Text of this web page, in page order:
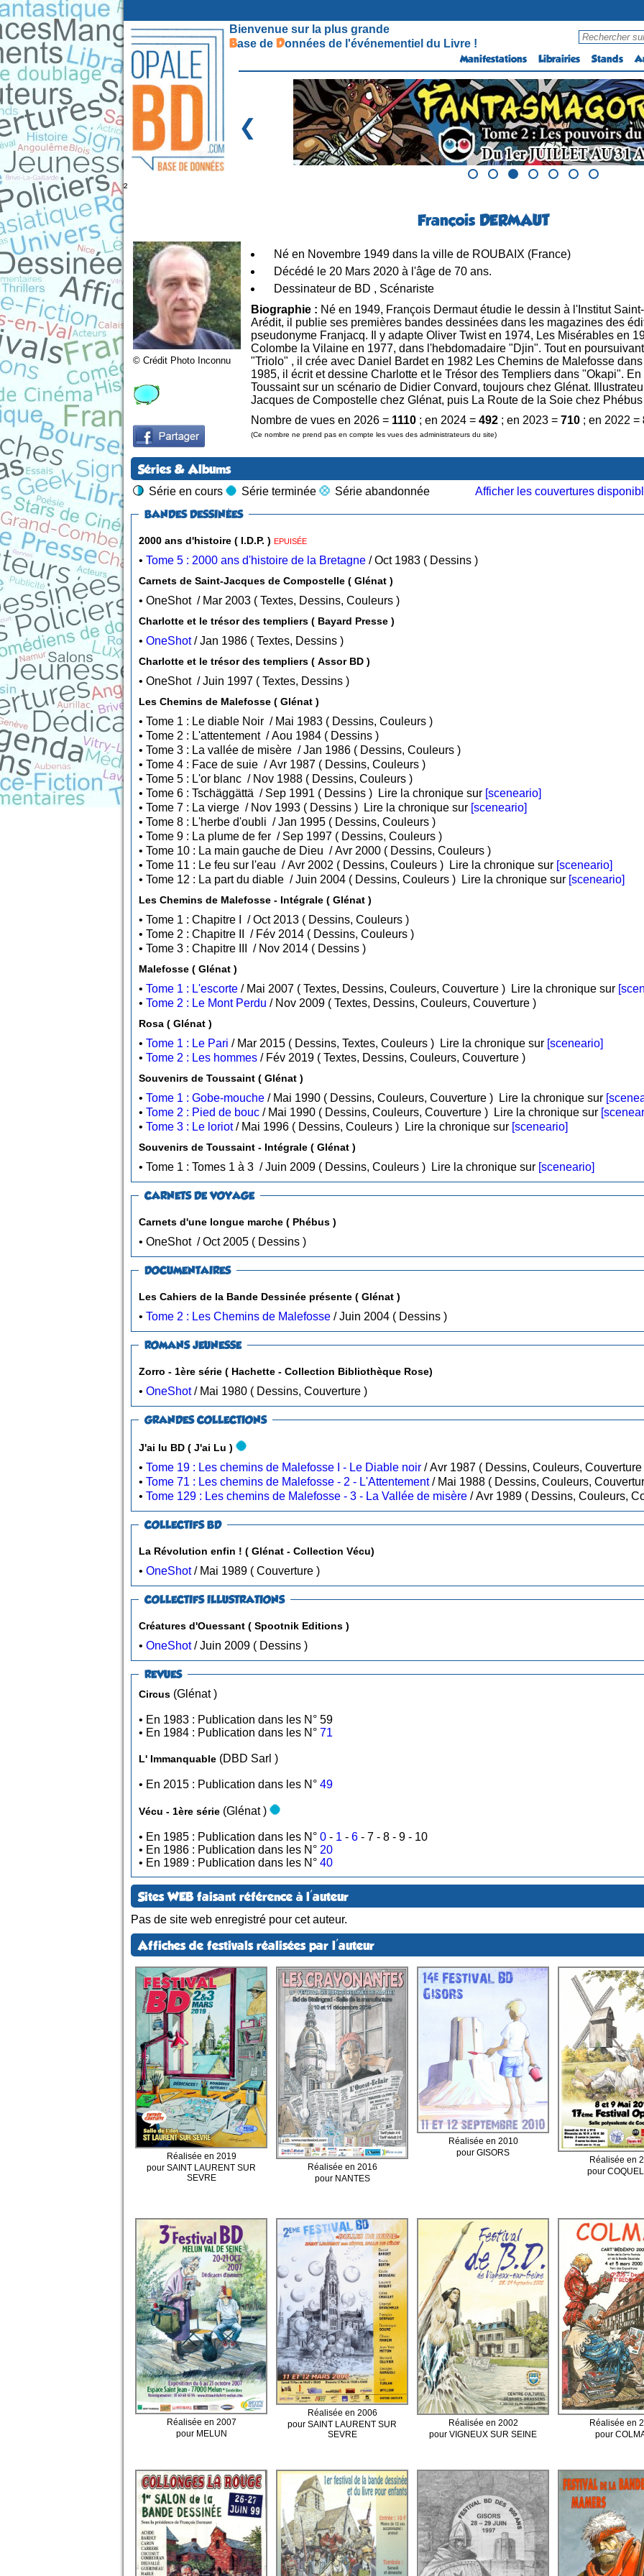
Bienvenue sur la plus grande
Base de Données de l'événementiel du Livre !
Manifestations
Librairies Stands
❮
²
François DERMAUT
© Crédit Photo Inconnu
Né en Novembre 1949 dans la ville de ROUBAIX (France)
Décédé le 20 Mars 2020 à l'âge de 70 ans.
Dessinateur de BD , Scénariste
Biographie : Né en 1949, François Dermaut étudie le dessin à l'Institut
Arédit, il publie ses premières bandes dessinées dans les magazines des
pseudonyme Franjacq. Il y adapte Oliver Twist en 1974, Les Misérables en
Colombe la Vilaine en 1977, dans l'hebdomadaire "Djin". Tout en
"Triolo" , il crée avec Daniel Bardet en 1982 Les Chemins de Malefosse
1985, il écrit et dessine Charlotte et le Trésor des Templiers dans "Okapi".
Toussaint sur un scénario de Didier Convard, toujours chez Glénat.
Jacques de Compostelle chez Glénat, puis La Route de la Soie chez
Nombre de vues en 2026 = 1110 ; en 2024 = 492 ; en 2023 = 710 ; en 2022 =
(Ce nombre ne prend pas en compte les vues des administrateurs du site)
Séries & Albums
Série en cours Série terminée Série abandonnée
Afficher les couvertures
BANDES DESSINÉES
2000 ans d'histoire ( I.D.P. ) EPUISÉE
• Tome 5 : 2000 ans d'histoire de la Bretagne / Oct 1983 ( Dessins )
Carnets de Saint-Jacques de Compostelle ( Glénat )
• OneShot / Mar 2003 ( Textes, Dessins, Couleurs )
Charlotte et le trésor des templiers ( Bayard Presse )
• OneShot / Jan 1986 ( Textes, Dessins )
Charlotte et le trésor des templiers ( Assor BD )
• OneShot / Juin 1997 ( Textes, Dessins )
Les Chemins de Malefosse ( Glénat )
• Tome 1 : Le diable Noir / Mai 1983 ( Dessins, Couleurs )
• Tome 2 : L'attentement / Aou 1984 ( Dessins )
• Tome 3 : La vallée de misère / Jan 1986 ( Dessins, Couleurs )
• Tome 4 : Face de suie / Avr 1987 ( Dessins, Couleurs )
• Tome 5 : L'or blanc / Nov 1988 ( Dessins, Couleurs )
• Tome 6 : Tschäggättä / Sep 1991 ( Dessins ) Lire la chronique sur [sceneario]
• Tome 7 : La vierge / Nov 1993 ( Dessins ) Lire la chronique sur [sceneario]
• Tome 8 : L'herbe d'oubli / Jan 1995 ( Dessins, Couleurs )
• Tome 9 : La plume de fer / Sep 1997 ( Dessins, Couleurs )
• Tome 10 : La main gauche de Dieu / Avr 2000 ( Dessins, Couleurs )
• Tome 11 : Le feu sur l'eau / Avr 2002 ( Dessins, Couleurs ) Lire la chronique sur [sceneario]
• Tome 12 : La part du diable / Juin 2004 ( Dessins, Couleurs ) Lire la chronique sur [sceneario]
Les Chemins de Malefosse - Intégrale ( Glénat )
• Tome 1 : Chapitre I / Oct 2013 ( Dessins, Couleurs )
• Tome 2 : Chapitre II / Fév 2014 ( Dessins, Couleurs )
• Tome 3 : Chapitre III / Nov 2014 ( Dessins )
Malefosse ( Glénat )
• Tome 1 : L'escorte / Mai 2007 ( Textes, Dessins, Couleurs, Couverture ) Lire la chronique sur
• Tome 2 : Le Mont Perdu / Nov 2009 ( Textes, Dessins, Couleurs, Couverture )
Rosa ( Glénat )
• Tome 1 : Le Pari / Mar 2015 ( Dessins, Textes, Couleurs ) Lire la chronique sur [sceneario]
• Tome 2 : Les hommes / Fév 2019 ( Textes, Dessins, Couleurs, Couverture )
Souvenirs de Toussaint ( Glénat )
• Tome 1 : Gobe-mouche / Mai 1990 ( Dessins, Couleurs, Couverture ) Lire la chronique sur
• Tome 2 : Pied de bouc / Mai 1990 ( Dessins, Couleurs, Couverture ) Lire la chronique sur
• Tome 3 : Le loriot / Mai 1996 ( Dessins, Couleurs ) Lire la chronique sur [sceneario]
Souvenirs de Toussaint - Intégrale ( Glénat )
• Tome 1 : Tomes 1 à 3 / Juin 2009 ( Dessins, Couleurs ) Lire la chronique sur [sceneario]
CARNETS DE VOYAGE
Carnets d'une longue marche ( Phébus )
• OneShot / Oct 2005 ( Dessins )
DOCUMENTAIRES
Les Cahiers de la Bande Dessinée présente ( Glénat )
• Tome 2 : Les Chemins de Malefosse / Juin 2004 ( Dessins )
ROMANS JEUNESSE
Zorro - 1ère série ( Hachette - Collection Bibliothèque Rose)
• OneShot / Mai 1980 ( Dessins, Couverture )
GRANDES COLLECTIONS
J'ai lu BD ( J'ai Lu )
• Tome 19 : Les chemins de Malefosse I - Le Diable noir
/ Avr 1987 ( Dessins, Couleurs,
•
Tome 71 : Les chemins de Malefosse - 2 - L'Attentement
/ Mai 1988 ( Dessins, Couleurs,
• Tome 129 : Les chemins de Malefosse - 3 - La Vallée de misère / Avr 1989 ( Dessins,
COLLECTIFS BD
La Révolution enfin ! ( Glénat - Collection Vécu)
• OneShot / Mai 1989 ( Couverture )
COLLECTIFS ILLUSTRATIONS
Créatures d'Ouessant ( Spootnik Editions )
• OneShot / Juin 2009 ( Dessins )
REVUES
Circus (Glénat )
• En 1983 : Publication dans les N° 59
• En 1984 : Publication dans les N° 71
L' Immanquable (DBD Sarl )
• En 2015 : Publication dans les N° 49
Vécu - 1ère série (Glénat )
• En 1985 : Publication dans les N° 0 - 1 - 6
- 7 - 8 - 9 - 10
• En 1986 : Publication dans les N° 20
• En 1989 : Publication dans les N° 40
Sites WEB faisant référence à l'auteur
Pas de site web enregistré pour cet auteur.
Affiches de festivals réalisées par l'auteur
Réalisée en 2019
pour SAINT LAURENT SUR
SEVRE
Réalisée en 2016
pour NANTES
Réalisée en 2010
pour GISORS
Réalisée en
pour
Réalisée en 2007
pour MELUN
Réalisée en 2006
pour SAINT LAURENT SUR
SEVRE
Réalisée en 2002
pour VIGNEUX SUR SEINE
Réalisée en
pour